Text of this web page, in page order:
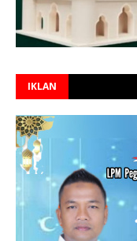
IKLAN